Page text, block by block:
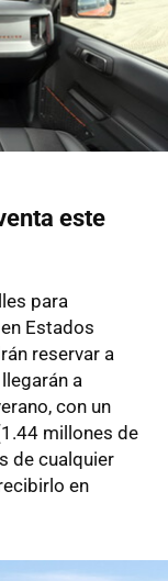
este
para
en Estados
reservar a
a
con un
millones de
de cualquier
en